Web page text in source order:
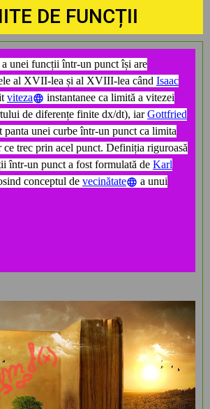
DE FUNCȚII
unei funcții într-un punct își are
al XVII-lea și al XVIII-lea când Isaac
viteza
instantanee ca limită a vitezei
de diferențe finite dx/dt), iarGottfried
panta unei curbe într-un punct ca limita
ce trec prin acel punct. Definiția riguroasă
într-un punct a fost formulată de Karl
conceptul de vecinătate
a unui